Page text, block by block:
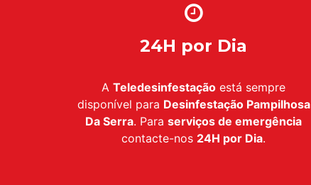
24H por Dia
A Teledesinfestação está sempre
disponível para Desinfestação Pampilhosa
Da Serra. Para serviços de emergência
contacte-nos 24H por Dia.